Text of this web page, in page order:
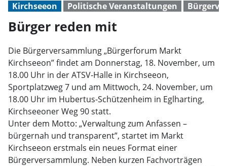
Kirchseeon Politische Veranstaltungen
Bürger reden mit
Die Bürgerversammlung „Bürgerforum Markt
Kirchseeon” findet am Donnerstag, 18. November, um
18.00 Uhr in der ATSV-Halle in Kirchseeon,
Sportplatzweg 7 und am Mittwoch, 24. November, um
18.00 Uhr im Hubertus-Schützenheim in Eglharting,
Kirchseeoner Weg 90 statt.
Unter dem Motto: „Verwaltung zum Anfassen –
bürgernah und transparent”, startet im Markt
Kirchseeon erstmals ein neues Format einer
Bürgerversammlung. Neben kurzen Fachvorträgen